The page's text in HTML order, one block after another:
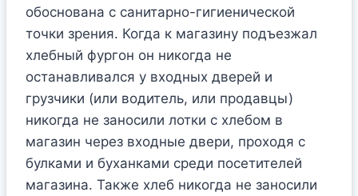
обоснована с санитарно-гигиенической
точки зрения. Когда к магазину подъезжал
хлебный фургон он никогда не
останавливался у входных дверей и
грузчики (или водитель, или продавцы)
никогда не заносили лотки с хлебом в
магазин через входные двери, проходя с
булками и буханками среди посетителей
магазина. Также хлеб никогда не заносили